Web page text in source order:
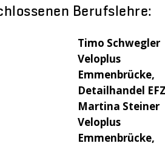
Berufslehre:
Timo Schwegler
Veloplus
Emmenbrücke,
Detailhandel EFZ
Martina Steiner
Veloplus
Emmenbrücke,